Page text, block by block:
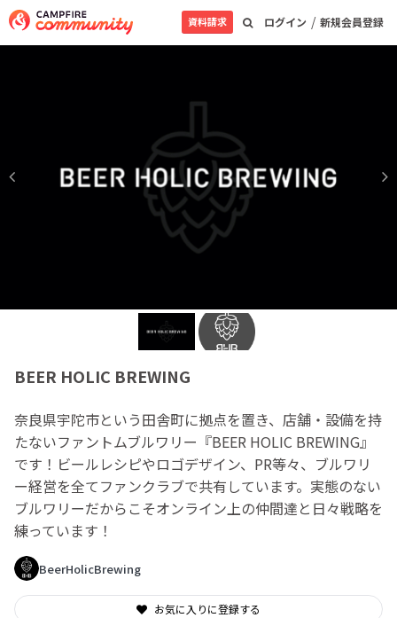
ログイン / 新規会員登録
資料請求
BEER HOLIC BREWING
奈良県宇陀市という田舎町に拠点を置き、店舗・設備を持
たないファントムブルワリー『BEER HOLIC BREWING』
です！ビールレシピやロゴデザイン、PR等々、ブルワリ
ー経営を全てファンクラブで共有しています。実態のない
ブルワリーだからこそオンライン上の仲間達と日々戦略を
練っています！
BeerHolicBrewing
お気に入りに登録する